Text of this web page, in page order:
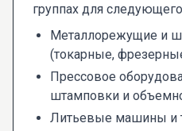
группах для
Металлорежущие и
(токарные,
Прессовое
штамповки и
Литьевые машины и